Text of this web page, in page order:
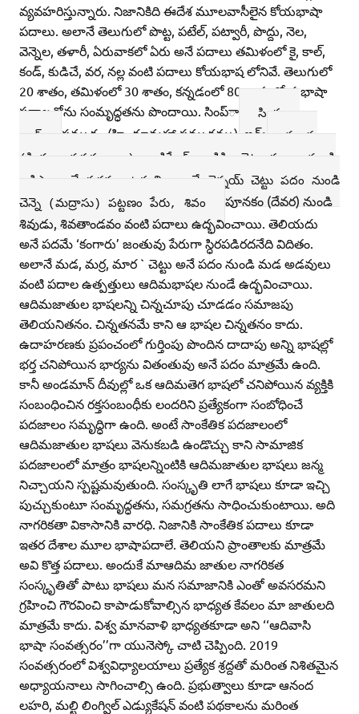
వ్యవహరిస్తున్నారు. నిజానికిది ఈదేశ మూలవాసీలైన కోయభాషా
పదాలు. అలానే తెలుగులో పొట్ట, పటేల్‌, పట్వారీ, పొద్దు, నెల,
వెన్నెల, తళారీ, ఏరువాకలో ఏరు అనే పదాలు తమిళంలో కై, కాల్‌,
కండ్‌, కుడిచే, వర, నల్ల వంటి పదాలు కోయభాష లోనివే. తెలుగులో
20 శాతం, తమిళంలో 30 శాతం, కన్నడంలో 80 శాతం కోయభాషా
పదాలతోను సంమృద్ధతను పొందాయి. సింప్‌ా
సింహం,
ఇంద్‌
సముద్రం (హిందూమహా సముద్రము), ఇమ్‌
మంచు
(హిమాలయపర్వతాలు), ఒడిస్సేల్‌, ఒడిస్సి చెట్టు పదాల నుండి
ఒడిస్సా అనే పదము ఉత్పత్తి అలానే చెన్నయ్‌ చెట్టు పదం నుండి
చెన్నె (మద్రాసు) పట్టణం పేరు, శివం
పూనకం (దేవర) నుండి
శివుడు, శివతాండవం వంటి పదాలు ఉద్భవించాయి. తెలియదు
అనే పదమే ‘కంగారు’ జంతువు పేరుగా స్ధిరపడిరదనేది విదితం.
అలానే మడ, మర్ర, మార ` చెట్టు అనే పదం నుండి మడ అడవులు
వంటి పదాల ఉత్పత్తులు ఆదిమభాషల నుండే ఉద్భవించాయి.
ఆదిమజాతుల భాషలన్ని చిన్నచూపు చూడడం సమాజపు
తెలియనితనం. చిన్నతనమే కాని ఆ భాషల చిన్నతనం కాదు.
ఉదాహరణకు ప్రపంచంలో గుర్తింపు పొందిన దాదాపు అన్ని భాషల్లో
భర్త చనిపోయిన భార్యను వితంతువు అనే పదం మాత్రమే ఉంది.
కానీ అండమాన్‌ దీవుల్లో ఒక ఆదిమతెగ భాషలో చనిపోయిన వ్యక్తికి
సంబంధించిన రక్తసంబంధీకు లందరిని ప్రత్యేకంగా సంబోధించే
పదజాలం సమృద్ధిగా ఉంది. అంటే సాంకేతిక పదజాలంలో
ఆదిమజాతుల భాషలు వెనుకబడి ఉండొచ్చు కాని సామాజిక
పదజాలంలో మాత్రం భాషలన్నింటికి ఆదిమజాతుల భాషలు జన్మ
నిచ్చాయని స్పష్టమవుతుంది. సంస్కృతి లాగే భాషలు కూడా ఇచ్చి
పుచ్చుకుంటూ సంమృద్ధతను, సమగ్రతను సాధించుకుంటాయి. అది
నాగరికతా వికాసానికి వారధి. నిజానికి సాంకేతిక పదాలు కూడా
ఇతర దేశాల మూల భాషాపదాలే. తెలియని ప్రాంతాలకు మాత్రమే
అవి కొత్త పదాలు. అందుకే మాఆదిమ జాతుల నాగరికత
సంస్కృతితో పాటు భాషలు మన సమాజానికి ఎంతో అవసరమని
గ్రహించి గౌరవించి కాపాడుకోవాల్సిన భాధ్యత కేవలం మా జాతులది
మాత్రమే కాదు. విశ్వ మానవాళి భాధ్యతకూడా అని ‘‘ఆదివాసి
భాషా సంవత్సరం’’గా యునెస్కో చాటి చెప్పింది. 2019
సంవత్సరంలో విశ్వవిధ్యాలయాలు ప్రత్యేక శ్రద్దతో మరింత నిశితమైన
అధ్యాయనాలు సాగించాల్సి ఉంది. ప్రభుత్వాలు కూడా ఆనంద
లహరి, మల్టి లింగ్విల్‌ ఎడ్యుకేషన్‌ వంటి పథకాలను మరింత